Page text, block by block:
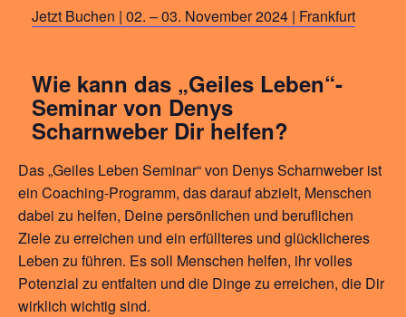
Jetzt Buchen | 02. – 03. November 2024 | Frankfurt
Wie kann das „Geiles Leben“-
Seminar von Denys
Scharnweber Dir helfen?
Das „Geiles Leben Seminar“ von Denys Scharnweber ist
ein Coaching-Programm, das darauf abzielt, Menschen
dabei zu helfen, Deine persönlichen und beruflichen
Ziele zu erreichen und ein erfüllteres und glücklicheres
Leben zu führen. Es soll Menschen helfen, ihr volles
Potenzial zu entfalten und die Dinge zu erreichen, die Dir
wirklich wichtig sind.